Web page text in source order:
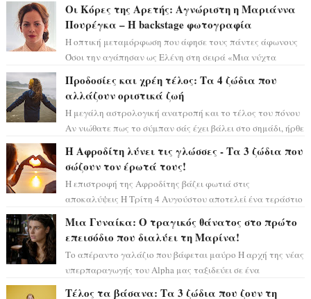
Οι Κόρες της Αρετής: Αγνώριστη η Μαριάννα
Πουρέγκα – H backstage φωτογραφία
Η οπτική μεταμόρφωση που άφησε τους πάντες άφωνους
Όσοι την αγάπησαν ως Ελένη στη σειρά «Μια νύχτα
Προδοσίες και χρέη τέλος: Τα 4 ζώδια που
αλλάζουν οριστικά ζωή
Η μεγάλη αστρολογική ανατροπή και το τέλος του πόνου
Αν νιώθατε πως το σύμπαν σάς έχει βάλει στο σημάδι, ήρθε
Η Αφροδίτη λύνει τις γλώσσες - Τα 3 ζώδια που
σώζουν τον έρωτά τους!
Η επιστροφή της Αφροδίτης βάζει φωτιά στις
αποκαλύψεις Η Τρίτη 4 Αυγούστου αποτελεί ένα τεράστιο
Μια Γυναίκα: Ο τραγικός θάνατος στο πρώτο
επεισόδιο που διαλύει τη Μαρίνα!
Το απέραντο γαλάζιο που βάφεται μαύρο Η αρχή της νέας
υπερπαραγωγής του Alpha μας ταξιδεύει σε ένα
Τέλος τα βάσανα: Τα 3 ζώδια που ζουν τη